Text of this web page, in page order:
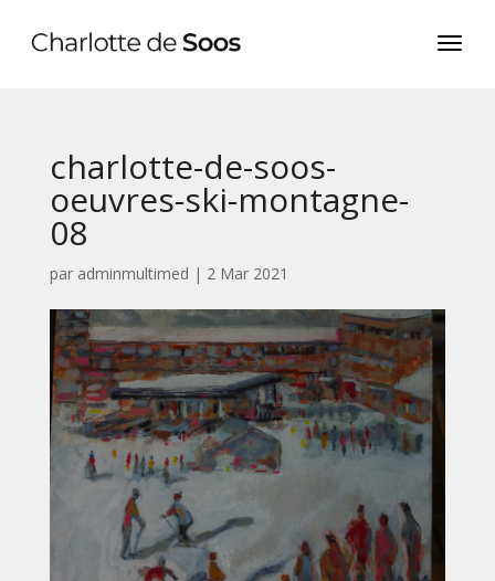
charlotte-de-soos-
oeuvres-ski-montagne-
08
par adminmultimed | 2 Mar 2021